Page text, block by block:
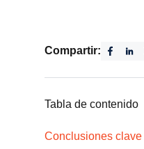
Compartir:
Tabla de contenido
Conclusiones clave